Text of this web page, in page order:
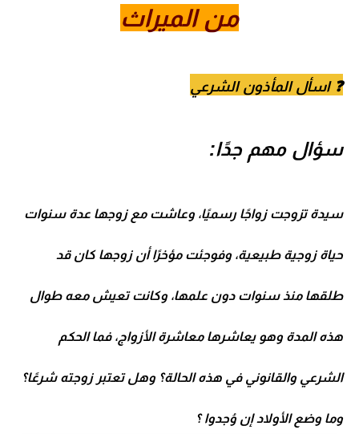
من الميراث
❓اسأل المأذون الشرعي
سؤال مهم جدًا:
سيدة تزوجت زواجًا رسميًا، وعاشت مع زوجها عدة سنوات
حياة زوجية طبيعية، وفوجئت مؤخرًا أن زوجها كان قد
طلقها منذ سنوات دون علمها، وكانت تعيش معه طوال
هذه المدة وهو يعاشرها معاشرة الأزواج، فما الحكم
الشرعي والقانوني في هذه الحالة؟ وهل تعتبر زوجته شرعًا؟
وما وضع الأولاد إن وُجدوا ؟